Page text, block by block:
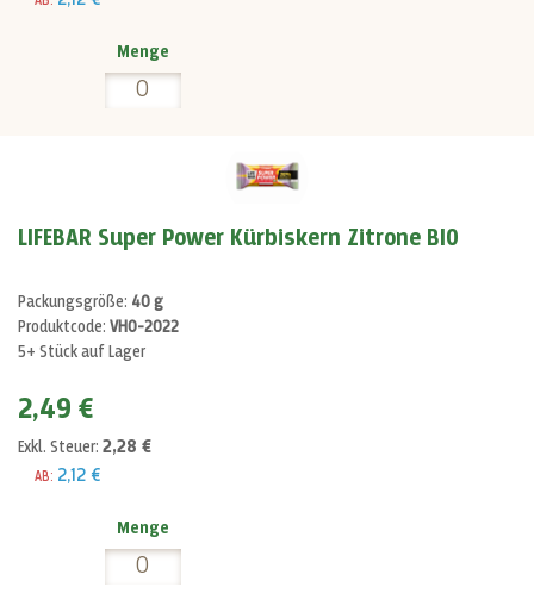
Menge
LIFEBAR Super Power Kürbiskern Zitrone BIO
Packungsgröße: 40 g
Produktcode: VH0-2022
5+ Stück auf Lager
2,49 €
Exkl. Steuer: 2,28 €
AB: 2,12 €
Menge